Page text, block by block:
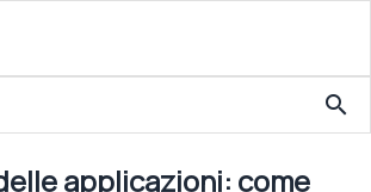
Sicurezza delle applicazioni: come adottare un approccio completo con il DevSecOps
search
applicazioni: come